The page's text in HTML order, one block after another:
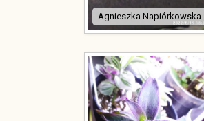
Agnieszka Napiórkowska